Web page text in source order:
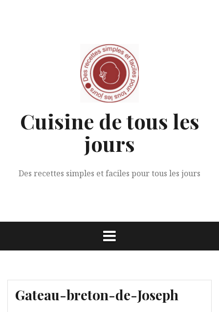
Cuisine de tous les
jours
Des recettes simples et faciles pour tous les jours
Gateau-breton-de-Joseph